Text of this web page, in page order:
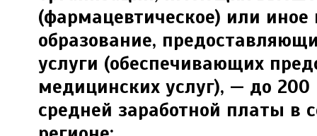
(фармацевтическое) или
образование,
услуги (обеспечивающих
медицинских услуг), — до 200
средней заработной платы в